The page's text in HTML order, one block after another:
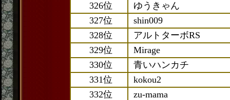
326位
ゆうきゃん
327位
shin009
328位
アルトターボRS
329位
Mirage
330位
青いハンカチ
331位
kokou2
332位
zu-mama